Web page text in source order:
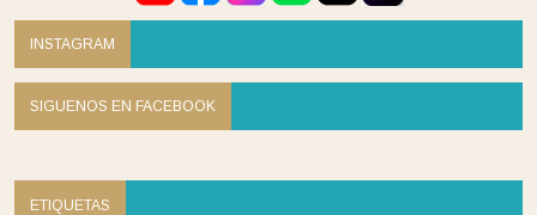
INSTAGRAM
SIGUENOS EN FACEBOOK
ETIQUETAS